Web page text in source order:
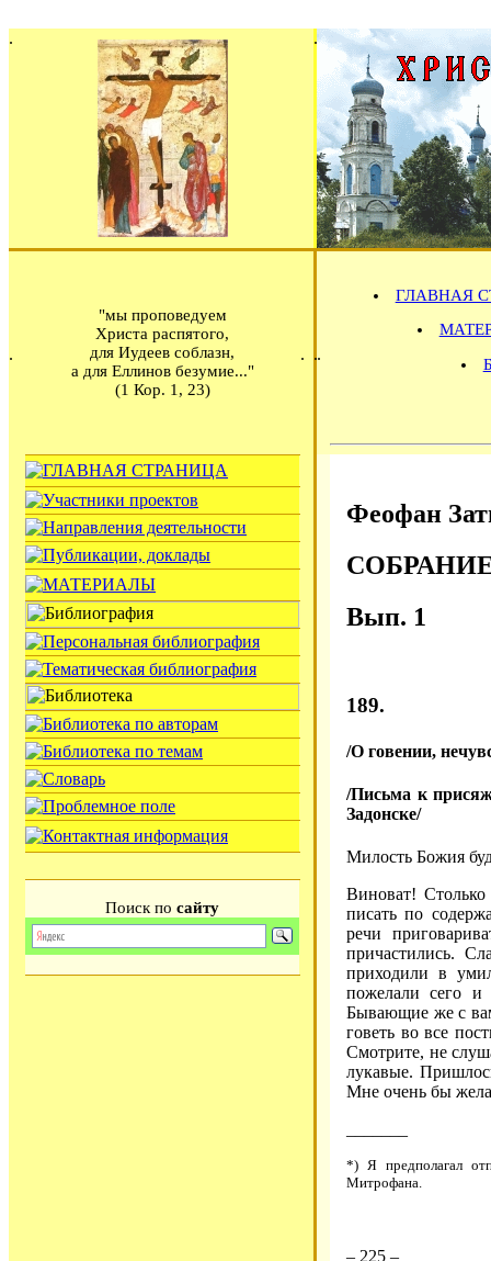
"мы проповедуем
Христа распятого,
для Иудеев соблазн,
а для Еллинов безумие..."
(1 Кор. 1, 23)
ГЛАВНАЯ
Поиск по сайту
Феофан
Вып. 1
189.
/О говении,
/Письма к
Задонске/
Милость Божия
Виноват!
писать по
речи
причастились.
приходили в
пожелали сего
Бывающие же с
говеть во все
Смотрите, не
лукавые.
Мне очень бы
*) Я предполагал
Митрофана.
– 225 –